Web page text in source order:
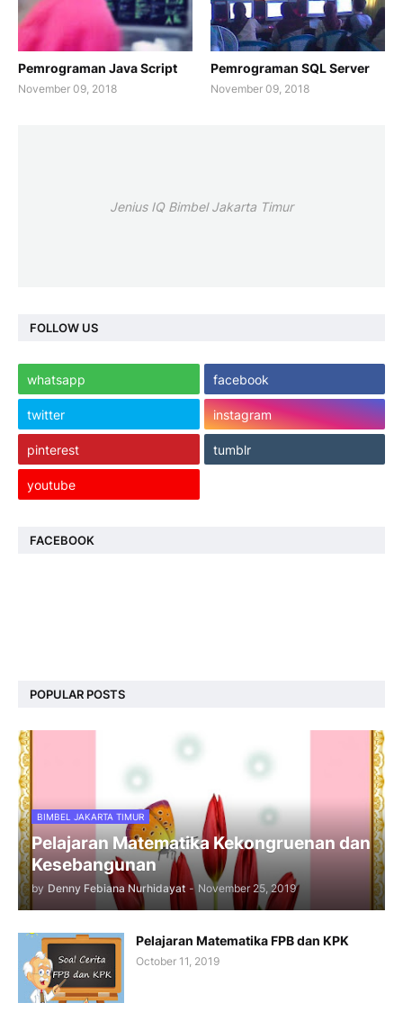
Pemrograman Java Script
November 09, 2018
Pemrograman SQL Server
November 09, 2018
Jenius IQ Bimbel Jakarta Timur
FOLLOW US
whatsapp facebook
twitter instagram
pinterest tumblr
youtube
FACEBOOK
POPULAR POSTS
BIMBEL JAKARTA TIMUR
Pelajaran Matematika Kekongruenan dan
Kesebangunan
by Denny Febiana Nurhidayat - November 25, 2019
Pelajaran Matematika FPB dan KPK
October 11, 2019